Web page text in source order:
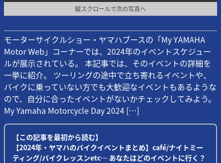
縦スクロールで次の写真へ
モーターサイクルショー・ヤマハブースの「My YAMAHA
Motor Web」コーナーでは、2024年のイベントスケジュー
ルが展示されている。 本記事では、そのイベントの詳細を
一挙に紹介。 ツーリングの途中で立ち寄れるイベントや、
バイクに乗っていない方でも大歓迎なイベントもあるような
ので、自分に合ったイベントがないかチェックしてみよう。
My Yamaha Motorcycle Day 2024 […]
【この記事を最初から読む】
【2024年・ヤマハのバイクイベントまとめ】café/ナイトミー
ティング/バイクレッスンetc… あなたはどのイベントに行く？